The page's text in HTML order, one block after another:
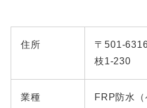
住所
〒501-
枝1-230
業種 FRP防水（